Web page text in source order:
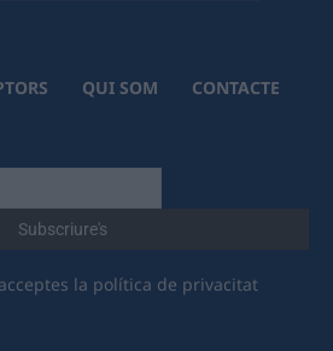
QUI SOM
CONTACTE
la política de privacitat